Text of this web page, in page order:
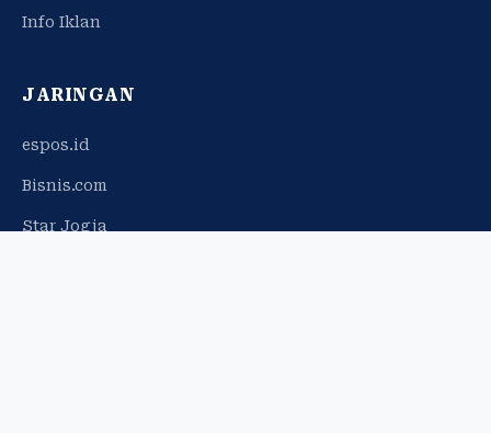
Info Iklan
JARINGAN
espos.id
Bisnis.com
Star Jogja